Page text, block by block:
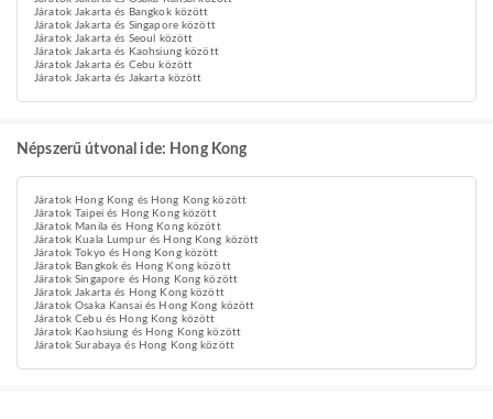
Járatok Jakarta és Bangkok között
Járatok Jakarta és Singapore között
Járatok Jakarta és Seoul között
Járatok Jakarta és Kaohsiung között
Járatok Jakarta és Cebu között
Járatok Jakarta és Jakarta között
Népszerű útvonal ide: Hong Kong
Járatok Hong Kong és Hong Kong között
Járatok Taipei és Hong Kong között
Járatok Manila és Hong Kong között
Járatok Kuala Lumpur és Hong Kong között
Járatok Tokyo és Hong Kong között
Járatok Bangkok és Hong Kong között
Járatok Singapore és Hong Kong között
Járatok Jakarta és Hong Kong között
Járatok Osaka Kansai és Hong Kong között
Járatok Cebu és Hong Kong között
Járatok Kaohsiung és Hong Kong között
Járatok Surabaya és Hong Kong között